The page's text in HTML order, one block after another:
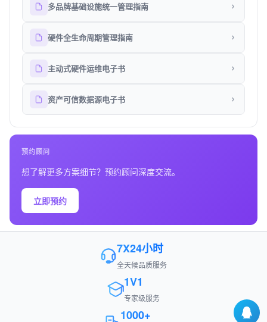
多品牌基础设施统一管理指南
硬件全生命周期管理指南
主动式硬件运维电子书
资产可信数据源电子书
预约顾问
想了解更多方案细节？预约顾问深度交流。
立即预约
7X24小时
全天候品质服务
1V1
专家级服务
1000+